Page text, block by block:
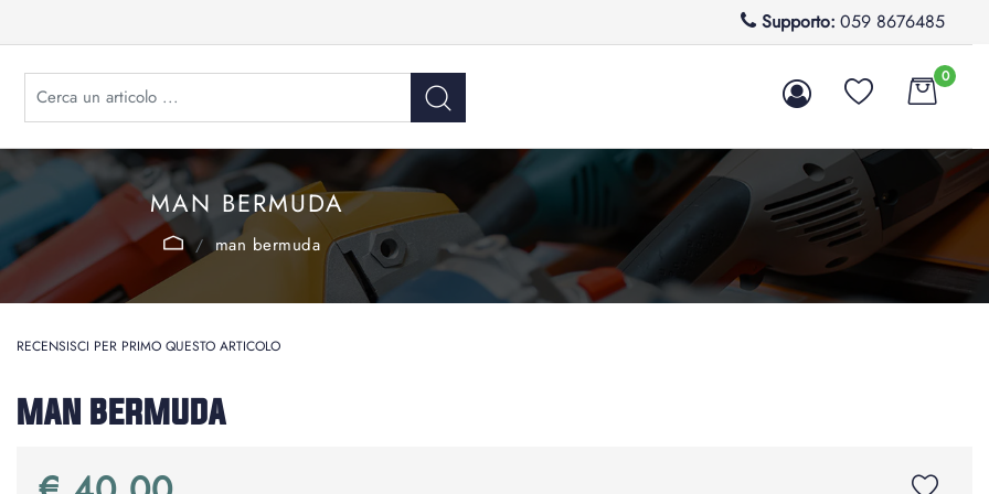
Supporto: 059 8676485
0
MAN BERMUDA
man bermuda
RECENSISCI PER PRIMO QUESTO ARTICOLO
MAN BERMUDA